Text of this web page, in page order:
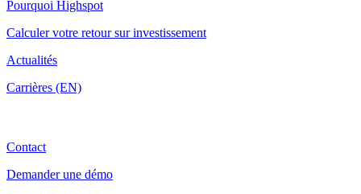
Pourquoi Highspot
Calculer votre retour sur investissement
Actualités
Carrières (EN)
Contact
Demander une démo